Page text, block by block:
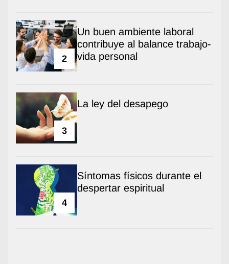
2
Un buen ambiente laboral
contribuye al balance trabajo-
vida personal
3
La ley del desapego
4
Síntomas físicos durante el
despertar espiritual